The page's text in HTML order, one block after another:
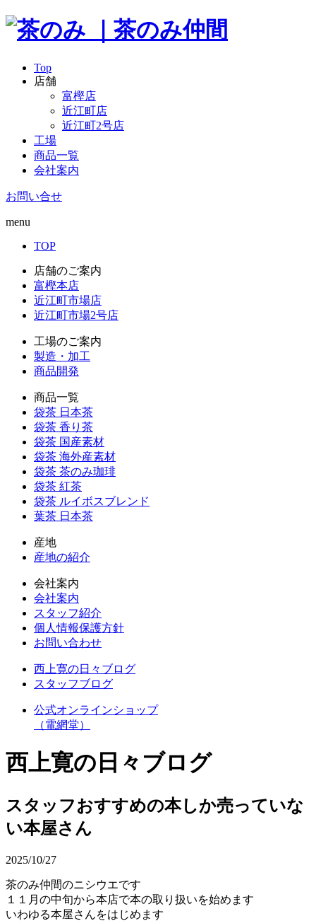
Top
店舗
富樫店
近江町店
近江町2号店
工場
商品一覧
会社案内
お問い合せ
menu
TOP
店舗のご案内
富樫本店
近江町市場店
近江町市場2号店
工場のご案内
製造・加工
商品開発
商品一覧
袋茶 日本茶
袋茶 香り茶
袋茶 国産素材
袋茶 海外産素材
袋茶 茶のみ珈琲
袋茶 紅茶
袋茶 ルイボスブレンド
葉茶 日本茶
産地
産地の紹介
会社案内
会社案内
スタッフ紹介
個人情報保護方針
お問い合わせ
西上寛の日々ブログ
スタッフブログ
公式オンラインショップ
（電網堂）
西上寛の日々ブログ
スタッフおすすめの本しか売っていな
い本屋さん
2025/10/27
茶のみ仲間のニシウエです
１１月の中旬から本店で本の取り扱いを始めます
いわゆる本屋さんをはじめます